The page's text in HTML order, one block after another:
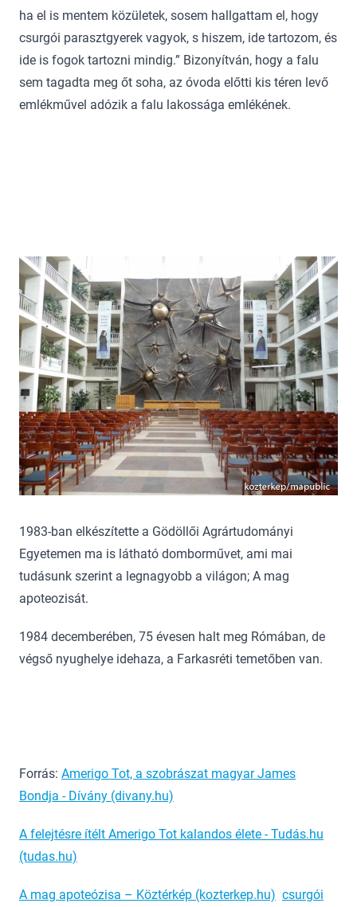
ha el is mentem közületek, sosem hallgattam el, hogy
csurgói parasztgyerek vagyok, s hiszem, ide tartozom, és
ide is fogok tartozni mindig.” Bizonyítván, hogy a falu
sem tagadta meg őt soha, az óvoda előtti kis téren levő
emlékművel adózik a falu lakossága emlékének.
1983-ban elkészítette a Gödöllői Agrártudományi
Egyetemen ma is látható domborművet, ami mai
tudásunk szerint a legnagyobb a világon; A mag
apoteozisát.
1984 decemberében, 75 évesen halt meg Rómában, de
végső nyughelye idehaza, a Farkasréti temetőben van.
Forrás: Amerigo Tot, a szobrászat magyar James
Bondja - Dívány (divany.hu)
A felejtésre ítélt Amerigo Tot kalandos élete - Tudás.hu
(tudas.hu)
A mag apoteózisa – Köztérkép (kozterkep.hu) csurgói